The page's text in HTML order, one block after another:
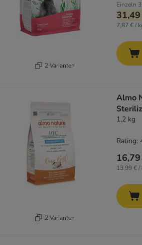
2 Varianten
Einzeln
7,87 € /
2 Varianten
Almo
1,2 kg
13,99 € /
Rating: